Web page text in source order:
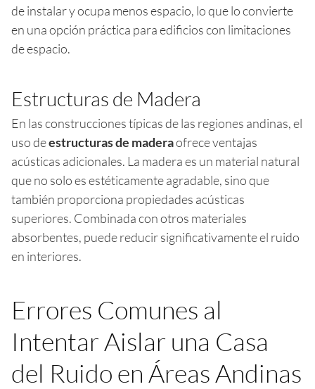
de instalar y ocupa menos espacio, lo que lo convierte
en una opción práctica para edificios con limitaciones
de espacio.
Estructuras de Madera
En las construcciones típicas de las regiones andinas, el
uso deestructuras de maderaofrece ventajas
acústicas adicionales. La madera es un material natural
que no solo es estéticamente agradable, sino que
también proporciona propiedades acústicas
superiores. Combinada con otros materiales
absorbentes, puede reducir significativamente el ruido
en interiores.
Errores Comunes al
Intentar Aislar una Casa
del Ruido en Áreas Andinas